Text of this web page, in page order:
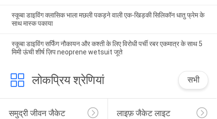
स्कूबा डाइविंग क्लासिक भाला मछली पकड़ने वाली एक-खिड़की सिलिकॉन धातु फ्रेम के
साथ मास्क पकाया
स्कूबा डाइविंग सर्फिंग नौकायन और कश्ती के लिए विरोधी पर्ची रबर एकमात्र के साथ 5
मिमी ऊंची शीर्ष ज़िप neoprene wetsuit जूते
लोकप्रिय श्रेणियां सभी
समुद्री जीवन जैकेट लाइफ़ जैकेट लाइट